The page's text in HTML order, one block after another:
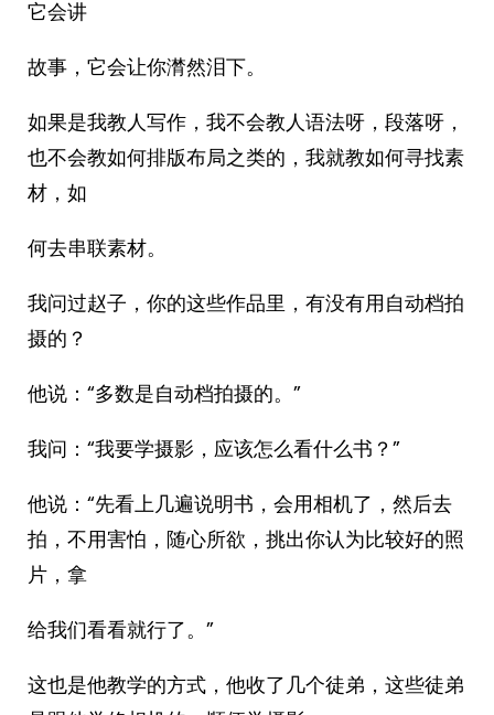
它会讲
故事，它会让你潸然泪下。
如果是我教人写作，我不会教人语法呀，段落呀，
也不会教如何排版布局之类的，我就教如何寻找素
材，如
何去串联素材。
我问过赵子，你的这些作品里，有没有用自动档拍
摄的？
他说：“多数是自动档拍摄的。”
我问：“我要学摄影，应该怎么看什么书？”
他说：“先看上几遍说明书，会用相机了，然后去
拍，不用害怕，随心所欲，挑出你认为比较好的照
片，拿
给我们看看就行了。”
这也是他教学的方式，他收了几个徒弟，这些徒弟